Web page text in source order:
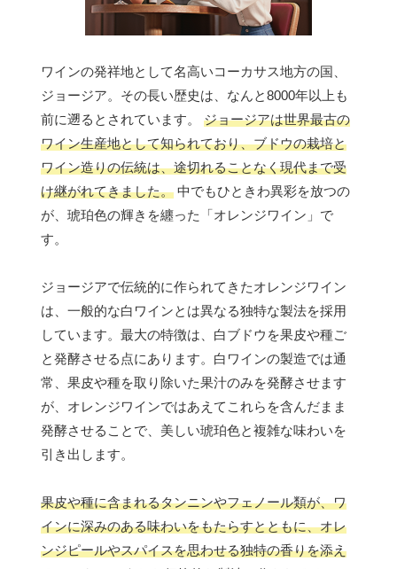
ワインの発祥地として名高いコーカサス地方の国、
ジョージア。その長い歴史は、なんと8000年以上も
前に遡るとされています。 ジョージアは世界最古の
ワイン生産地として知られており、ブドウの栽培と
ワイン造りの伝統は、途切れることなく現代まで受
け継がれてきました。 中でもひときわ異彩を放つの
が、琥珀色の輝きを纏った「オレンジワイン」で
す。
ジョージアで伝統的に作られてきたオレンジワイン
は、一般的な白ワインとは異なる独特な製法を採用
しています。最大の特徴は、白ブドウを果皮や種ご
と発酵させる点にあります。白ワインの製造では通
常、果皮や種を取り除いた果汁のみを発酵させます
が、オレンジワインではあえてこれらを含んだまま
発酵させることで、美しい琥珀色と複雑な味わいを
引き出します。
果皮や種に含まれるタンニンやフェノール類が、ワ
インに深みのある味わいをもたらすとともに、オレ
ンジピールやスパイスを思わせる独特の香りを添え